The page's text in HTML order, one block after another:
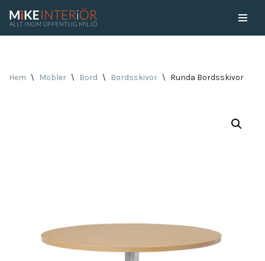
Hem \ Möbler \ Bord \ Bordsskivor \ Runda Bordsskivor